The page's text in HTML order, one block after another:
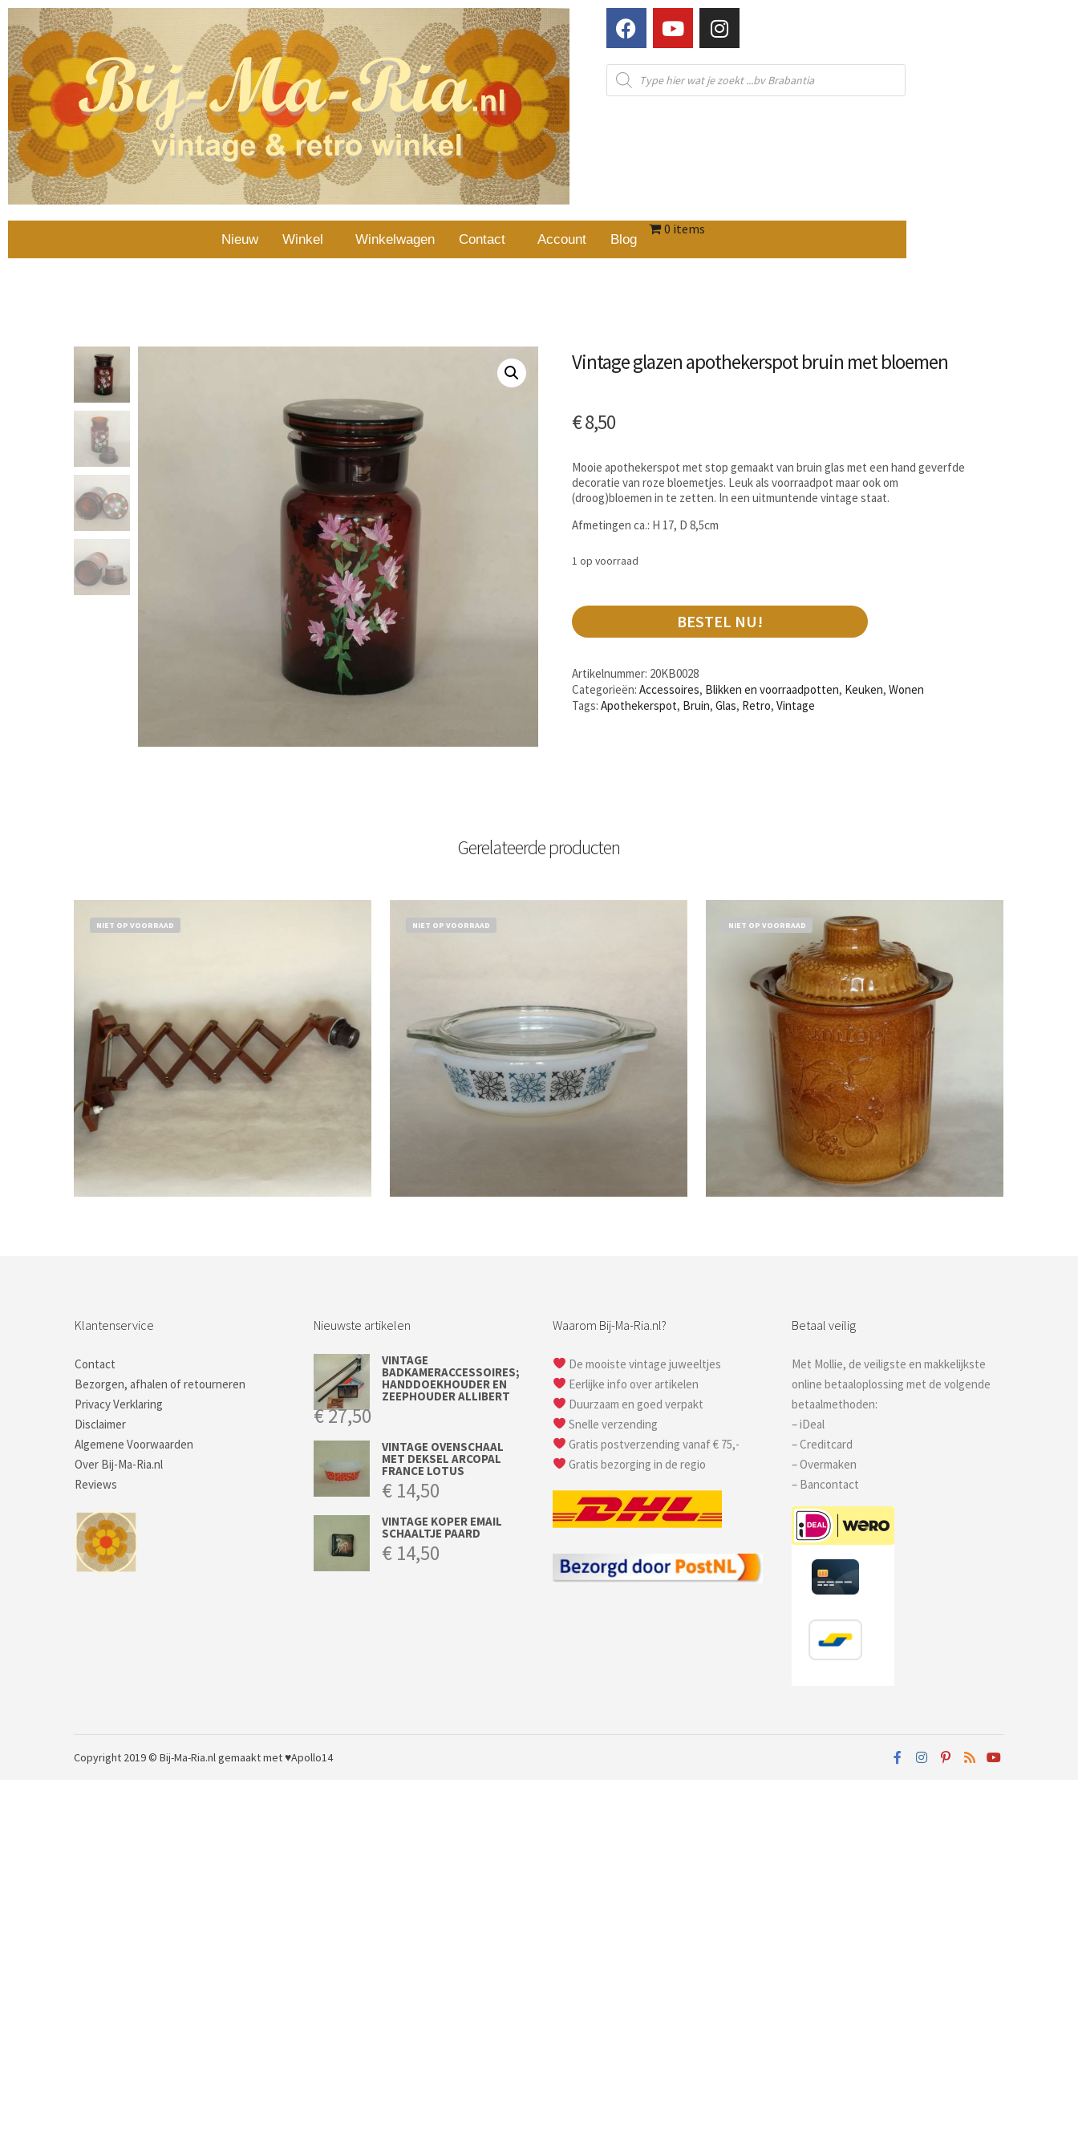
Nieuw Winkel Winkelwagen Contact Account Blog
0 items
Vintage glazen apothekerspot bruin met bloemen
€8,50
Mooie apothekerspot met stop gemaakt van bruin glas met een hand geverfde
decoratie van roze bloemetjes. Leuk als voorraadpot maar ook om
(droog)bloemen in te zetten. In een uitmuntende vintage staat.
Afmetingen ca.: H 17, D 8,5cm
1 op voorraad
BESTEL NU!
Artikelnummer: 20KB0028
Categorieën:Accessoires, Blikken en voorraadpotten, Keuken,Wonen
Tags:Apothekerspot, Bruin,Glas, Retro,Vintage
Gerelateerde producten
NIET OP VOORRAAD NIET OP VOORRAAD NIET OP VOORRAAD
Klantenservice
Contact
Bezorgen, afhalen of retourneren
Privacy Verklaring
Disclaimer
Algemene Voorwaarden
Over Bij-Ma-Ria.nl
Reviews
Nieuwste artikelen
VINTAGE
BADKAMERACCESSOIRES;
HANDDOEKHOUDER EN
ZEEPHOUDER ALLIBERT
€27,50
VINTAGE OVENSCHAAL
MET DEKSEL ARCOPAL
FRANCE LOTUS
€ 14,50
VINTAGE KOPER EMAIL
SCHAALTJE PAARD
€ 14,50
Waarom Bij-Ma-Ria.nl?
De mooiste vintage juweeltjes
Eerlijke info over artikelen
Duurzaam en goed verpakt
Snelle verzending
Gratis postverzending vanaf € 75,-
Gratis bezorging in de regio
Betaal veilig
Met Mollie, de veiligste en makkelijkste
online betaaloplossing met de volgende
betaalmethoden:
– iDeal
– Creditcard
– Overmaken
– Bancontact
Copyright 2019 © Bij-Ma-Ria.nlgemaakt met ♥Apollo14